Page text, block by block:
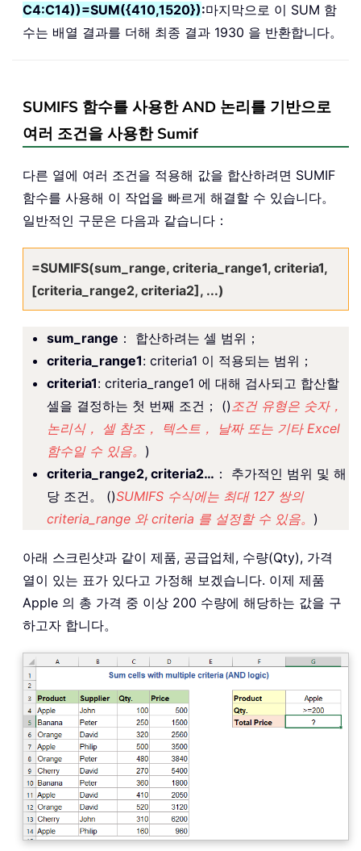
C4:C14))=SUM({410,1520}):마지막으로 이 SUM 함
수는 배열 결과를 더해 최종 결과 1930 을 반환합니다。
SUMIFS 함수를 사용한 AND 논리를 기반으로
여러 조건을 사용한 Sumif
다른 열에 여러 조건을 적용해 값을 합산하려면 SUMIF
함수를 사용해 이 작업을 빠르게 해결할 수 있습니다。
일반적인 구문은 다음과 같습니다：
=SUMIFS(sum_range, criteria_range1, criteria1,
[criteria_range2, criteria2], ...)
sum_range ： 합산하려는 셀 범위；
criteria_range1: criteria1 이 적용되는 범위；
criteria1: criteria_range1 에 대해 검사되고 합산할
셀을 결정하는 첫 번째 조건； () 조건 유형은 숫자，
논리식， 셀 참조， 텍스트， 날짜 또는 기타 Excel
함수일 수 있음。 )
criteria_range2, criteria2… ： 추가적인 범위 및 해
당 조건。 ()SUMIFS 수식에는 최대 127 쌍의
criteria_range 와 criteria 를 설정할 수 있음。 )
아래 스크린샷과 같이 제품, 공급업체, 수량(Qty), 가격
열이 있는 표가 있다고 가정해 보겠습니다. 이제 제품
Apple 의 총 가격 중 이상 200 수량에 해당하는 값을 구
하고자 합니다。